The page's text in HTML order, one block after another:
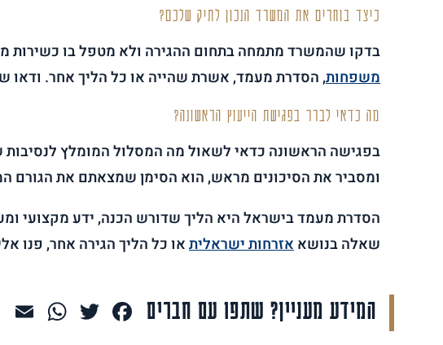
כיצד בוחרים את המשרד הנכון לתיק שלכם?
בדקו שהמשרד מתמחה בתחום ההגירה ולא מטפל בו כשירות
משפחות, הסדרת מעמד, אשרת שהייה או כל הליך אחר. ודאו
מה כדאי לברר בפגישת הייעוץ הראשונה?
בפגישה הראשונה כדאי לשאול מה המסלול המומלץ לנסיבות
ומסביר את הסיכונים מראש, הוא הסימן שמצאתם את הגורם
הסדרת מעמד בישראל היא הליך שדורש הכנה, ידע מקצועי
שאלה בנושאאזרחות ישראליתאו כל הליך הגירה אחר, פנו
המידע מעניין? שתפו עם חברים Facebook
Twitter